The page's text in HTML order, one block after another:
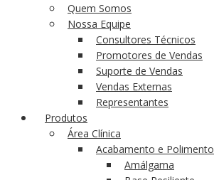
Quem Somos
Nossa Equipe
Consultores Técnicos
Promotores de Vendas
Suporte de Vendas
Vendas Externas
Representantes
Produtos
Área Clínica
Acabamento e Polimento
Amálgama